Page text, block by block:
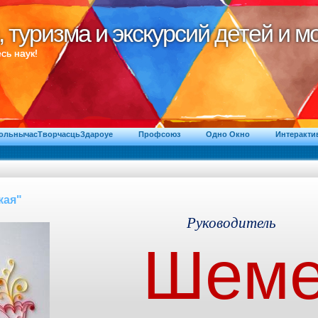
туризма и экскурсий детей и
туризма и экскурсий детей и
наук!
Профсоюз Одно Окно
Руководитель